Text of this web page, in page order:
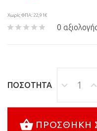
Χωρίς ΦΠΑ: 22,91€
0
ΠΟΣΌΤΗΤΑ
ΠΡΟΣΘΉΚΗ